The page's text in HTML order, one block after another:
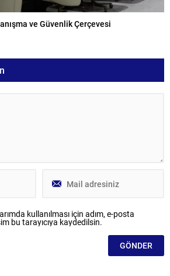
ve Güvenlik Çerçevesi
kullanılması için adım, e-posta
bu tarayıcıya kaydedilsin.